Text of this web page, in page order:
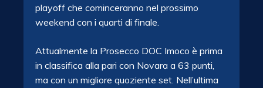
playoff che cominceranno nel prossimo
weekend con i quarti di finale.
Attualmente la Prosecco DOC Imoco è prima
in classifica alla pari con Novara a 63 punti,
ma con un migliore quoziente set. Nell’ultima